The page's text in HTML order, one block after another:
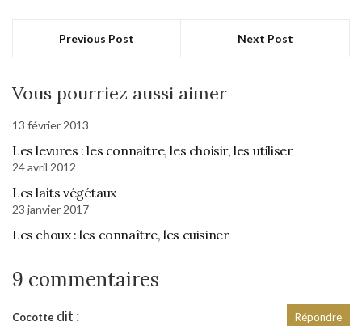
Previous Post Next Post
Vous pourriez aussi aimer
13 février 2013
Les levures : les connaitre, les choisir, les utiliser
24 avril 2012
Les laits végétaux
23 janvier 2017
Les choux : les connaître, les cuisiner
9 commentaires
Cocotte dit : Répondre